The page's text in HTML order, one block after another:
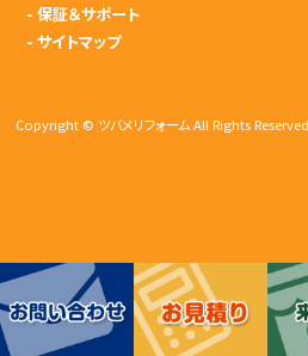
- 保証＆サポート
- サイトマップ
Copyright © ツバメリフォーム All Rights